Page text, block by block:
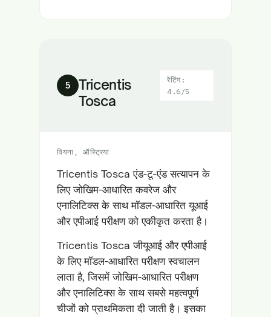
5
Tricentis
Tosca
रेटिंग:
4.6/5
वियना, ऑस्ट्रिया
Tricentis Tosca एंड-टू-एंड सत्यापन के
लिए जोखिम-आधारित कवरेज और
एनालिटिक्स के साथ मॉडल-आधारित यूआई
और एपीआई परीक्षण को एकीकृत करता है।
Tricentis Tosca जीयूआई और एपीआई
के लिए मॉडल-आधारित परीक्षण स्वचालन
लाता है, जिसमें जोखिम-आधारित परीक्षण
और एनालिटिक्स के साथ सबसे महत्वपूर्ण
चीजों को प्राथमिकता दी जाती है। इसका